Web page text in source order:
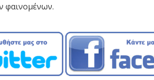
φαινομένων.